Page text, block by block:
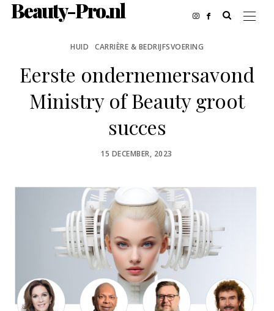
Beauty-Pro.nl
HUID CARRIÈRE & BEDRIJFSVOERING
Eerste ondernemersavond
Ministry of Beauty groot
succes
POSTED
15 DECEMBER, 2023